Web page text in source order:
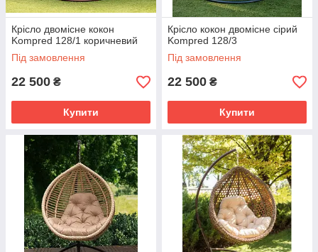
Крісло двомісне кокон
Kompred 128/1 коричневий
Під замовлення
22 500 ₴
Купити
Крісло кокон двомісне сірий
Kompred 128/3
Під замовлення
22 500 ₴
Купити